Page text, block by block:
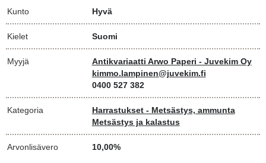
Kunto Hyvä
Kielet Suomi
Myyjä
Antikvariaatti Arwo Paperi - Juvekim Oy
kimmo.lampinen@juvekim.fi
0400 527 382
Kategoria
Harrastukset - Metsästys, ammunta
Metsästys ja kalastus
Arvonlisävero 10,00%